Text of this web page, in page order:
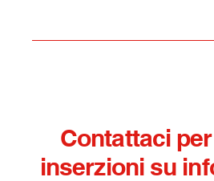
Contattaci
inserzioni su